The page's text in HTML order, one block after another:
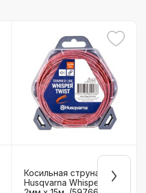
Косильная струна
Husqvarna Whisper Twist